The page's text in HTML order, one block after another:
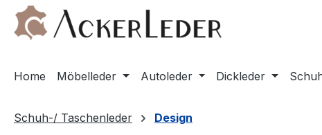
Hauptinhalt springen
Zur Suche springen
Zur Hauptnavigation springen
Home Möbelleder Autoleder Dickleder
Schuh-/ Taschenleder Design